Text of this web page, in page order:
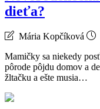
dieťa?
Mária Kopčíková
Mamičky sa niekedy
pôrode pôjdu domov a
žltačku a ešte musia…